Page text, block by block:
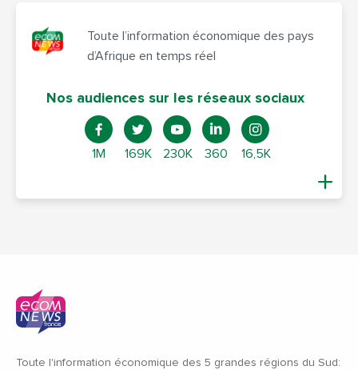
Toute l’information économique des pays
d’Afrique en temps réel
Nos audiences sur les réseaux sociaux
1M 169K 230K 360 16,5K
Toute l'information économique des 5 grandes régions du Sud: